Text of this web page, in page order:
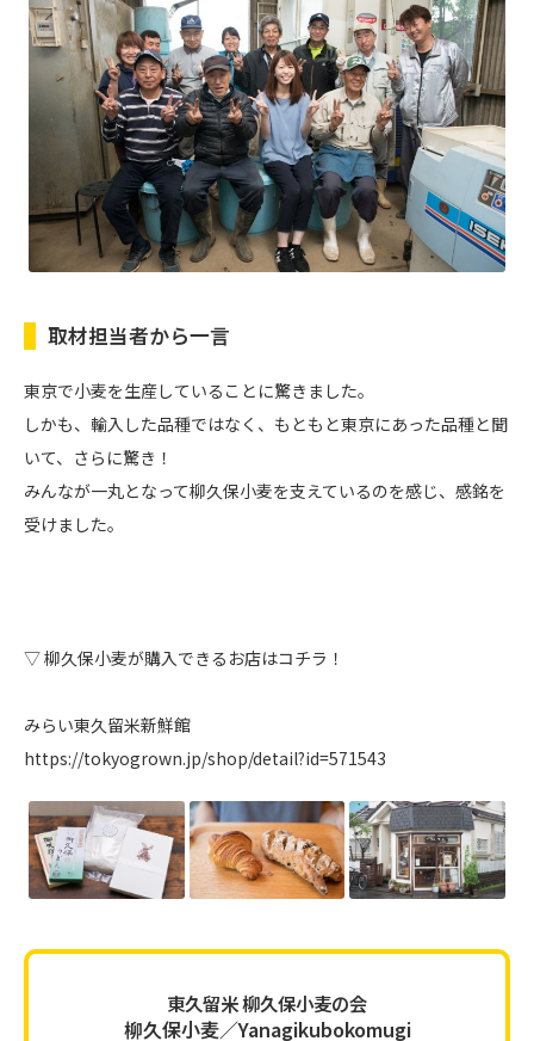
取材担当者から一言
東京で小麦を生産していることに驚きました。
しかも、輸入した品種ではなく、もともと東京にあった品種と聞
いて、さらに驚き！
みんなが一丸となって柳久保小麦を支えているのを感じ、感銘を
受けました。
▽ 柳久保小麦が購入できるお店はコチラ！
みらい東久留米新鮮館
https://tokyogrown.jp/shop/detail?id=571543
東久留米 柳久保小麦の会
柳久保小麦／Yanagikubokomugi